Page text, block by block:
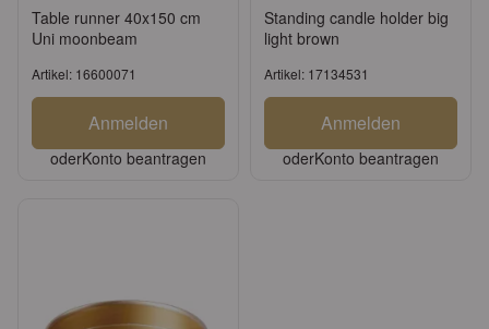
Table runner 40x150 cm
Uni moonbeam
Artikel: 16600071
Anmelden
oderKonto beantragen
Standing candle holder big
light brown
Artikel: 17134531
Anmelden
oderKonto beantragen